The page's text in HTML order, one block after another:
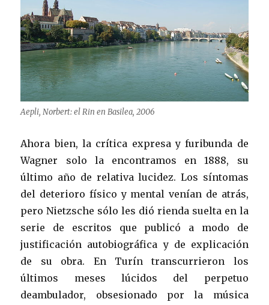
Aepli, Norbert: el Rin en Basilea, 2006
Ahora bien, la crítica expresa y furibunda de
Wagner solo la encontramos en 1888, su
último año de relativa lucidez. Los síntomas
del deterioro físico y mental venían de atrás,
pero Nietzsche sólo les dió rienda suelta en la
serie de escritos que publicó a modo de
justificación autobiográfica y de explicación
de su obra. En Turín transcurrieron los
últimos meses lúcidos del perpetuo
deambulador, obsesionado por la música